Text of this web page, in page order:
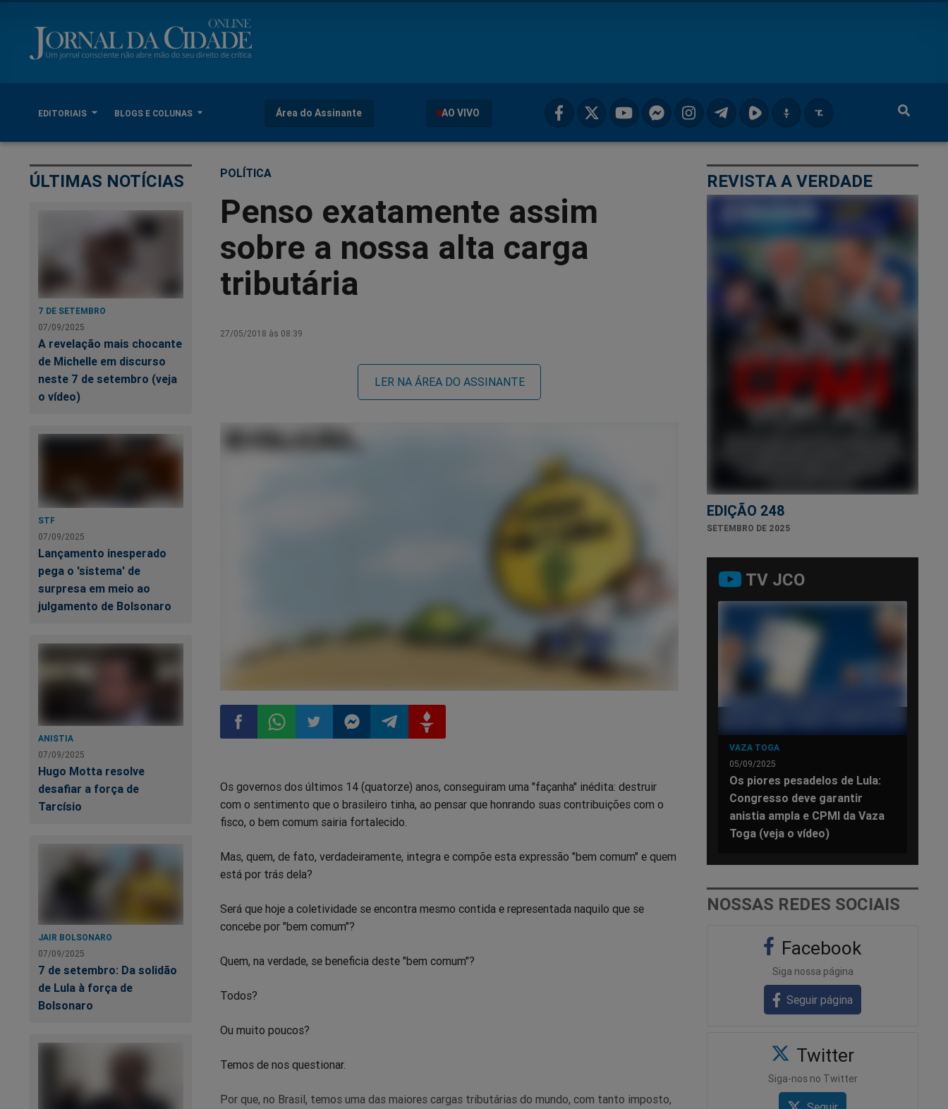
EDITORIAIS BLOGS E COLUNAS Área do Assinante AO VIVO
ÚLTIMAS NOTÍCIAS
7 DE SETEMBRO
07/09/2025
A revelação mais chocante
de Michelle em discurso
neste 7 de setembro (veja
o vídeo)
STF
07/09/2025
Lançamento inesperado
pega o 'sistema' de
surpresa em meio ao
julgamento de Bolsonaro
ANISTIA
07/09/2025
Hugo Motta resolve
desafiar a força de
Tarcísio
JAIR BOLSONARO
07/09/2025
7 de setembro: Da solidão
de Lula à força de
Bolsonaro
POLÍTICA
Penso exatamente assim
sobre a nossa alta carga
tributária
27/05/2018 às 08:39
LER NA ÁREA DO ASSINANTE
no
Facebook
no
Whatsapp
no
Twitter
no
Messenger
no
Telegram
no
Os governos dos últimos 14 (quatorze) anos, conseguiram uma "façanha" inédita: destruir
com o sentimento que o brasileiro tinha, ao pensar que honrando suas contribuições com o
fisco, o bem comum sairia fortalecido.
Mas, quem, de fato, verdadeiramente, integra e compõe esta expressão "bem comum" e quem
está por trás dela?
Será que hoje a coletividade se encontra mesmo contida e representada naquilo que se
concebe por "bem comum"?
Quem, na verdade, se beneficia deste "bem comum"?
Todos?
Ou muito poucos?
Temos de nos questionar.
Por que, no Brasil, temos uma das maiores cargas tributárias do mundo, com tanto imposto,
REVISTA A VERDADE
EDIÇÃO 248
SETEMBRO DE 2025
TV JCO
VAZA TOGA
05/09/2025
Os piores pesadelos de Lula:
Congresso deve garantir
anistia ampla e CPMI da Vaza
Toga (veja o vídeo)
NOSSAS REDES SOCIAIS
Facebook
Siga nossa página
Seguir página
Twitter
Siga-nos no Twitter